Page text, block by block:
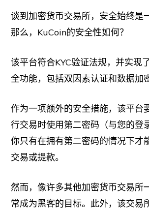
谈到加密货币交易所，安全始终是
那么，KuCoin的安全性如何？
该平台符合KYC验证法规，并实现
全功能，包括双因素认证和数据加
作为一项额外的安全措施，该平台
行交易时使用第二密码（与您的登
你只有在拥有第二密码的情况下才
交易或提款。
然而，像许多其他加密货币交易所
常成为黑客的目标。此外，该交易